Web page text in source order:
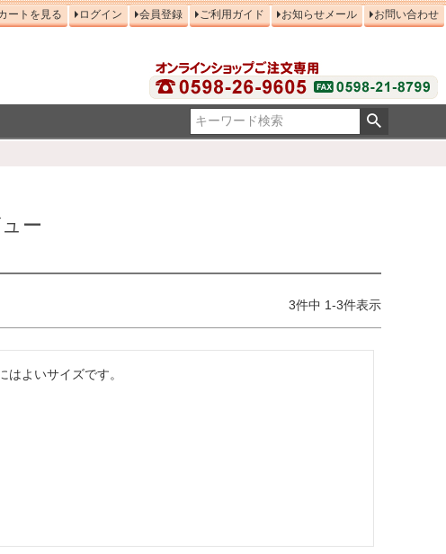
ートを見る ログイン 会員登録 ご利用ガイド お知らせメール お問い合わせ
ー
3件中 1-3件表示
はよいサイズです。